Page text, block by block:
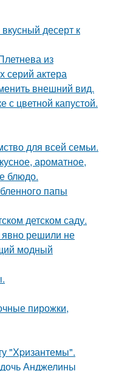
десерт к
из
серий актера
внешний вид.
с цветной капустой.
для всей семьи.
ароматное,
блюдо.
папы
детском саду.
решили не
модный
пирожки,
"Хpизантемы".
Анджелины